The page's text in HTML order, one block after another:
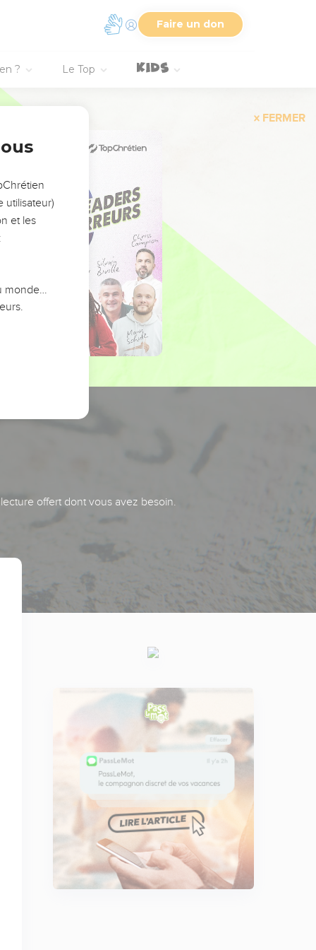
Faire un don
? Le Top
FERMER
offert dont vous avez besoin.
utilisateur)
et les
monde…